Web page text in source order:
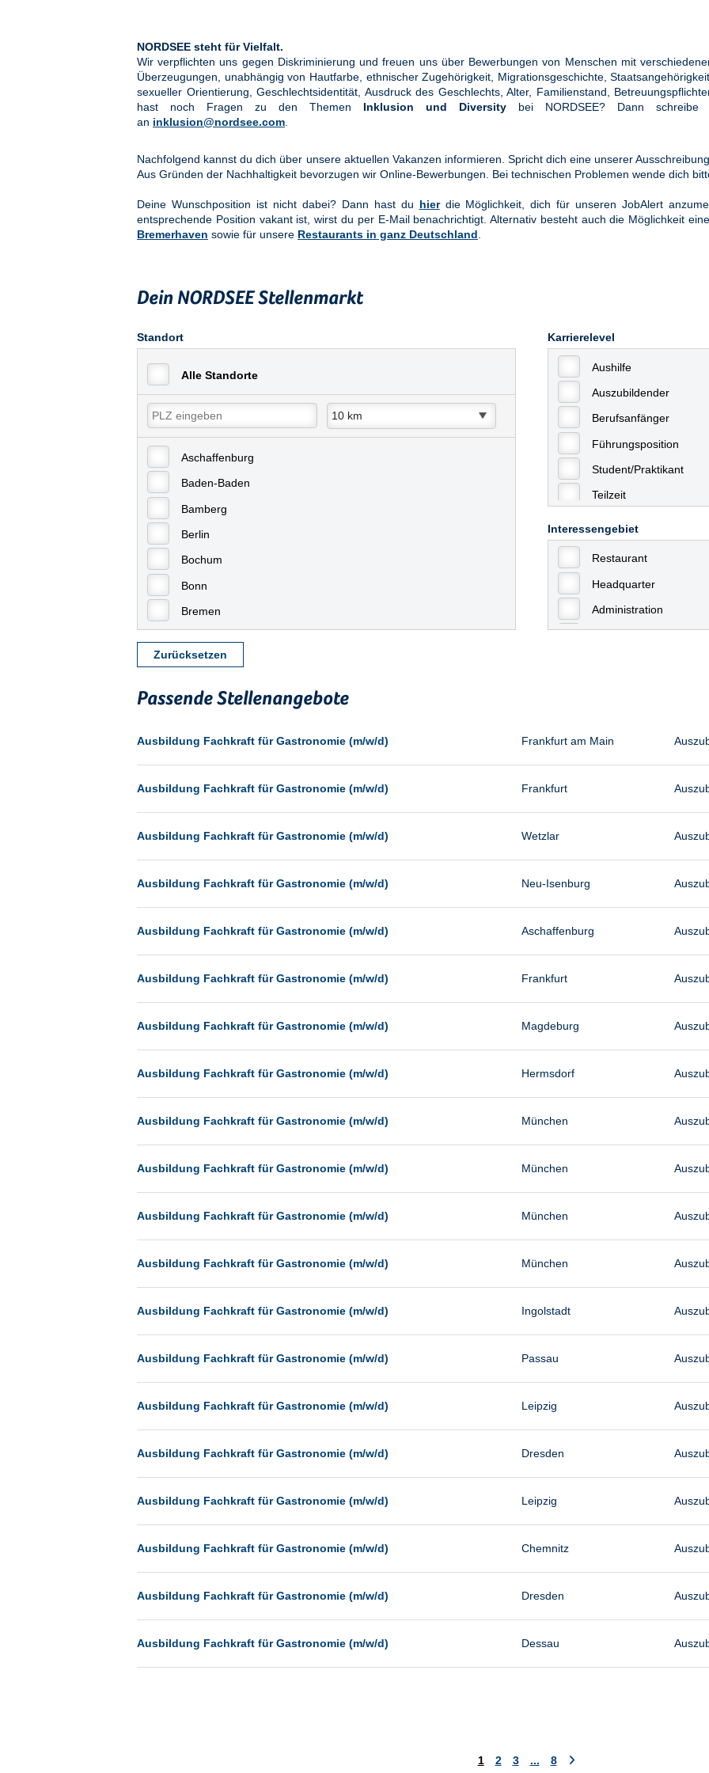
NORDSEE steht für Vielfalt.
Wir verpflichten uns gegen Diskriminierung und freuen uns über Bewerbungen von Menschen mit
Überzeugungen, unabhängig von Hautfarbe, ethnischer Zugehörigkeit, Migrationsgeschichte,
sexueller Orientierung, Geschlechtsidentität, Ausdruck des Geschlechts, Alter, Familienstand,
hast noch Fragen zu den Themen Inklusion und Diversity bei NORDSEE? Dann
an inklusion@nordsee.com
Nachfolgend kannst du dich über unsere aktuellen Vakanzen informieren. Spricht dich eine unserer
Aus Gründen der Nachhaltigkeit bevorzugen wir Online-Bewerbungen. Bei technischen Problemen wende dich
Deine Wunschposition ist nicht dabei? Dann hast du hierdie Möglichkeit, dich für unseren JobAlert
entsprechende Position vakant ist, wirst du per E-Mail benachrichtigt. Alternativ besteht auch die Möglichkeit
Bremerhaven sowie für unsere Restaurants in ganz Deutschland
Dein NORDSEE Stellenmarkt
Standort
Alle Standorte
Aschaffenburg
Baden-Baden
Bamberg
Berlin
Bochum
Bonn
Bremen
Celle
Chemnitz
Dresden
Düsseldorf
Erfurt
Essen
Frankfurt
Freiburg
Hamburg
Hannover
Heilbronn
Hermsdorf
Hildesheim
Ingolstadt
Kassel
Landau
Mainz
Mannheim
München
Münster
Neu-Isenburg
Neumünster
Karrierelevel
Aushilfe
Auszubildender
Berufsanfänger
Führungsposition
Student/Praktikant
Teilzeit
Interessengebiet
Restaurant
Headquarter
Administration
Sonstiges
Vertrieb
Zurücksetzen
Passende Stellenangebote
Ausbildung Fachkraft für Gastronomie (m/w/d) Frankfurt am Main
Ausbildung Fachkraft für Gastronomie (m/w/d) Frankfurt
Ausbildung Fachkraft für Gastronomie (m/w/d) Wetzlar
Ausbildung Fachkraft für Gastronomie (m/w/d) Neu-Isenburg
Ausbildung Fachkraft für Gastronomie (m/w/d) Aschaffenburg
Ausbildung Fachkraft für Gastronomie (m/w/d) Frankfurt
Ausbildung Fachkraft für Gastronomie (m/w/d) Magdeburg
Ausbildung Fachkraft für Gastronomie (m/w/d) Hermsdorf
Ausbildung Fachkraft für Gastronomie (m/w/d) München
Ausbildung Fachkraft für Gastronomie (m/w/d) München
Ausbildung Fachkraft für Gastronomie (m/w/d) München
Ausbildung Fachkraft für Gastronomie (m/w/d) München
Ausbildung Fachkraft für Gastronomie (m/w/d) Ingolstadt
Ausbildung Fachkraft für Gastronomie (m/w/d) Passau
Ausbildung Fachkraft für Gastronomie (m/w/d) Leipzig
Ausbildung Fachkraft für Gastronomie (m/w/d) Dresden
Ausbildung Fachkraft für Gastronomie (m/w/d) Leipzig
Ausbildung Fachkraft für Gastronomie (m/w/d) Chemnitz
Ausbildung Fachkraft für Gastronomie (m/w/d) Dresden
Ausbildung Fachkraft für Gastronomie (m/w/d) Dessau
1 2 3 ... 8